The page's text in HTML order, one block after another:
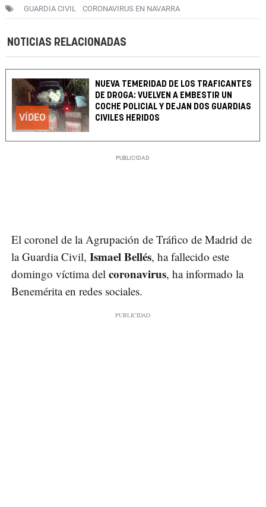
GUARDIA CIVIL CORONAVIRUS EN NAVARRA
NOTICIAS RELACIONADAS
VÍDEO
NUEVA TEMERIDAD DE LOS TRAFICANTES
DE DROGA: VUELVEN A EMBESTIR UN
COCHE POLICIAL Y DEJAN DOS GUARDIAS
CIVILES HERIDOS
El coronel de la Agrupación de Tráfico de Madrid de
la Guardia Civil, Ismael Bellés, ha fallecido este
domingo víctima del coronavirus, ha informado la
Benemérita en redes sociales.